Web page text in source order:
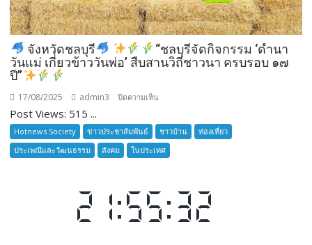
รุ่น
ที่
385
ห้วง
เวลา
มีนาคม
๒๕๖๙
ณ
เมือง
พัทยา๘
(วัด
จังหวัดชลบุรี
“ชลบุรีจัดกิจกรรม ‘ดำนา
วันแม่ เกี่ยวข้าววันพ่อ’ สืบสานวิถีชาวนา ครบรอบ ๑๗
ปี”
17/08/2025 admin3 ปิดความเห็น
จังหวัด
ชลบุรี
Post Views: 515 ...
Hotnews Society ข่าวประชาสัมพันธ์ ชาวบ้าน
ท่องเที่ยว
ประเพณีและวัฒนธรรม
สังคม ในประเทศ